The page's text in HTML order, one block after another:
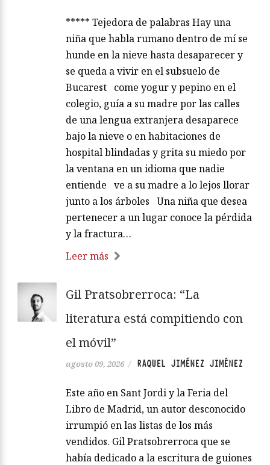
***** Tejedora de palabras Hay una
niña que habla rumano dentro de mí se
hunde en la nieve hasta desaparecer y
se queda a vivir en el subsuelo de
Bucarest come yogur y pepino en el
colegio, guía a su madre por las calles
de una lengua extranjera desaparece
bajo la nieve o en habitaciones de
hospital blindadas y grita su miedo por
la ventana en un idioma que nadie
entiende ve a su madre a lo lejos llorar
junto a los árboles Una niña que desea
pertenecer a un lugar conoce la pérdida
y la fractura…
Leer más
Gil Pratsobrerroca: “La
literatura está compitiendo con
el móvil”
agosto 09, 2026 / RAQUEL JIMÉNEZ JIMÉNEZ
Este año en Sant Jordi y la Feria del
Libro de Madrid, un autor desconocido
irrumpió en las listas de los más
vendidos. Gil Pratsobrerroca que se
había dedicado a la escritura de guiones